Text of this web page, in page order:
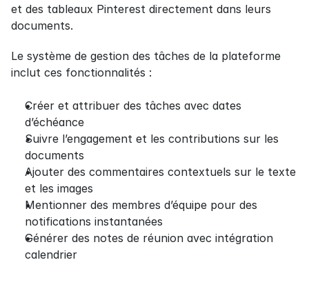
et des tableaux Pinterest directement dans leurs
documents.
Le système de gestion des tâches de la plateforme
inclut ces fonctionnalités :
Créer et attribuer des tâches avec dates
d’échéance
Suivre l’engagement et les contributions sur les
documents
Ajouter des commentaires contextuels sur le texte
et les images
Mentionner des membres d’équipe pour des
notifications instantanées
Générer des notes de réunion avec intégration
calendrier